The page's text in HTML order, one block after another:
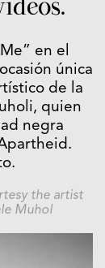
en el
única
de la
quien
negra
the artist
Muhol